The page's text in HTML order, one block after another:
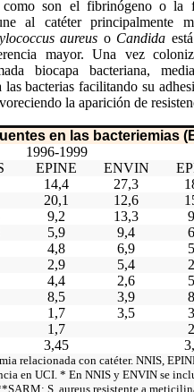
como son el fibrinógeno o la
al catéter principalmente
aureus o Candida
mayor. Una vez
biocapa bacteriana,
bacterias facilitando su
la aparición de
en las bacteriemias
1996-1999
EPINE ENVIN
14,4 27,3
20,1 12,6
9,2 13,3
5,9 9,4
4,8 6,9
2,9 5,4
4,4 2,6
8,5 3,9
1,7 3,5
1,7
3,45
relacionada con catéter. NNIS,
en UCI. * En NNIS y ENVIN se
S. aureus resistente a